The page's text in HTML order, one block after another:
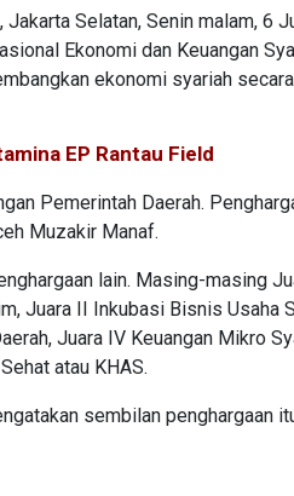
Selatan, Senin malam, 6
Ekonomi dan Keuangan
ekonomi syariah
EP Rantau Field
Pemerintah Daerah.
Muzakir Manaf.
lain. Masing-masing
Juara II Inkubasi Bisnis Usaha
Juara IV Keuangan Mikro
atau KHAS.
sembilan penghargaan